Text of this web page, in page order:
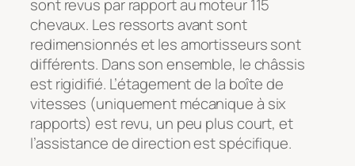
sont revus par rapport au moteur 115
chevaux. Les ressorts avant sont
redimensionnés et les amortisseurs sont
différents. Dans son ensemble, le châssis
est rigidifié. L’étagement de la boîte de
vitesses (uniquement mécanique à six
rapports) est revu, un peu plus court, et
l’assistance de direction est spécifique.